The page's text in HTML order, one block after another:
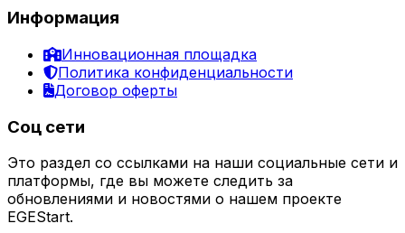
Информация
Инновационная площадка
Политика конфиденциальности
Договор оферты
Соц сети
Это раздел со ссылками на наши социальные сети и
платформы, где вы можете следить за
обновлениями и новостями о нашем проекте
EGEStart.